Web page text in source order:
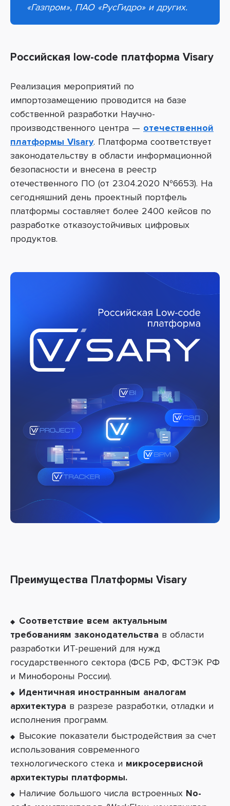
«Газпром», ПАО «РусГидро» и других.
Российская low-code платформа Visary
Реализация мероприятий по
импортозамещению проводится на базе
собственной разработки Научно-
производственного центра — отечественной
платформы Visary. Платформа соответствует
законодательству в области информационной
безопасности и внесена в реестр
отечественного ПО (от 23.04.2020 №6653). На
сегодняшний день проектный портфель
платформы составляет более 2400 кейсов по
разработке отказоустойчивых цифровых
продуктов.
Преимущества Платформы Visary
Соответствие всем актуальным
требованиям законодательства в области
разработки ИТ-решений для нужд
государственного сектора (ФСБ РФ, ФСТЭК РФ
и Минобороны России).
Идентичная иностранным аналогам
архитектура в разрезе разработки, отладки и
исполнения программ.
Высокие показатели быстродействия за счет
использования современного
технологического стека и микросервисной
архитектуры платформы.
Наличие большого числа встроенных No-